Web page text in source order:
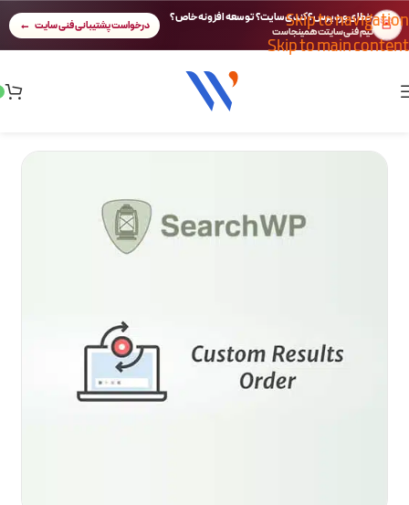
Skip to navigation
Skip to main content
🚨 خطای وردپرس؟ کندی سایت؟ توسعه افزونه خاص؟
تیم فنی سایتت همینجاست درخواست پشتیبانی فنی سایت